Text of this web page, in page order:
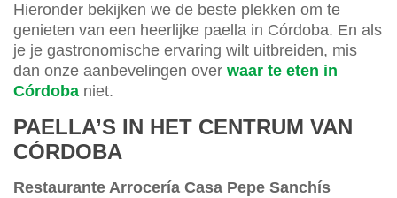
Hieronder bekijken we de beste plekken om te
genieten van een heerlijke paella in Córdoba. En als
je je gastronomische ervaring wilt uitbreiden, mis
dan onze aanbevelingen over waar te eten in
Córdoba niet.
PAELLA’S IN HET CENTRUM VAN
CÓRDOBA
Restaurante Arrocería Casa Pepe Sanchís